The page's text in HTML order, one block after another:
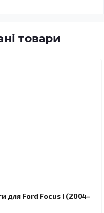
товари
для Ford Focus I (2004–